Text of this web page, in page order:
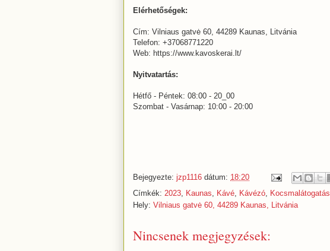
Elérhetőségek:
Cím: Vilniaus gatvė 60, 44289 Kaunas, Litvánia
Telefon: +37068771220
Web: https://www.kavoskerai.lt/
Nyitvatartás:
Hétfő - Péntek: 08:00 - 20_00
Szombat - Vasárnap: 10:00 - 20:00
Bejegyezte: jzp1116 dátum: 18:20
Címkék: 2023, Kaunas, Kávé, Kávézó, Kocsmalátogatás
Hely: Vilniaus gatvė 60, 44289 Kaunas, Litvánia
Nincsenek megjegyzések: